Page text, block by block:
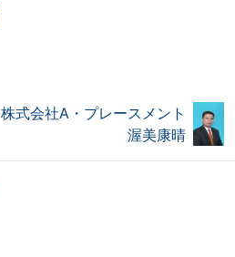
株式会社A・プレースメント
渥美康晴